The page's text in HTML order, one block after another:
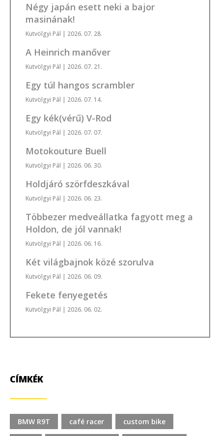
Négy japán esett neki a bajor
masinának!
Kutvölgyi Pál | 2026. 07. 28.
A Heinrich manőver
Kutvölgyi Pál | 2026. 07. 21.
Egy túl hangos scrambler
Kutvölgyi Pál | 2026. 07. 14.
Egy kék(vérű) V-Rod
Kutvölgyi Pál | 2026. 07. 07.
Motokouture Buell
Kutvölgyi Pál | 2026. 06. 30.
Holdjáró szörfdeszkával
Kutvölgyi Pál | 2026. 06. 23.
Többezer medveállatka fagyott meg a
Holdon, de jól vannak!
Kutvölgyi Pál | 2026. 06. 16.
Két világbajnok közé szorulva
Kutvölgyi Pál | 2026. 06. 09.
Fekete fenyegetés
Kutvölgyi Pál | 2026. 06. 02.
CÍMKÉK
BMW R9T café racer custom bike